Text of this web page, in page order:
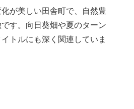
が美しい田舎町で、自然豊
す。向日葵畑や夏のターン
トルにも深く関連していま